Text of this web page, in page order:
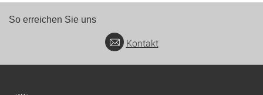
So erreichen Sie uns
Kontakt